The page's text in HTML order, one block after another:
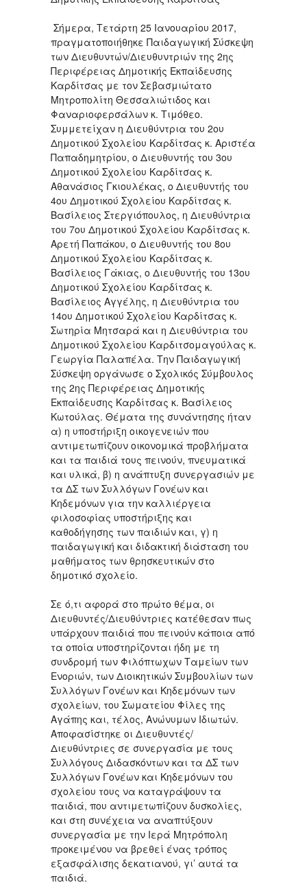
Σήμερα, Τετάρτη 25 Ιανουαρίου 2017,
πραγματοποιήθηκε Παιδαγωγική Σύσκεψη
των Διευθυντών/Διευθυντριών της 2ης
Περιφέρειας Δημοτικής Εκπαίδευσης
Καρδίτσας με τον Σεβασμιώτατο
Μητροπολίτη Θεσσαλιώτιδος και
Φαναριοφερσάλων κ. Τιμόθεο.
Συμμετείχαν η Διευθύντρια του 2ου
Δημοτικού Σχολείου Καρδίτσας κ. Αριστέα
Παπαδημητρίου, ο Διευθυντής του 3ου
Δημοτικού Σχολείου Καρδίτσας κ.
Αθανάσιος Γκιουλέκας, ο Διευθυντής του
4ου Δημοτικού Σχολείου Καρδίτσας κ.
Βασίλειος Στεργιόπουλος, η Διευθύντρια
του 7ου Δημοτικού Σχολείου Καρδίτσας κ.
Αρετή Παπάκου, ο Διευθυντής του 8ου
Δημοτικού Σχολείου Καρδίτσας κ.
Βασίλειος Γάκιας, ο Διευθυντής του 13ου
Δημοτικού Σχολείου Καρδίτσας κ.
Βασίλειος Αγγέλης, η Διευθύντρια του
14ου Δημοτικού Σχολείου Καρδίτσας κ.
Σωτηρία Μητσαρά και η Διευθύντρια του
Δημοτικού Σχολείου Καρδιτσομαγούλας κ.
Γεωργία Παλαπέλα. Την Παιδαγωγική
Σύσκεψη οργάνωσε ο Σχολικός Σύμβουλος
της 2ης Περιφέρειας Δημοτικής
Εκπαίδευσης Καρδίτσας κ. Βασίλειος
Κωτούλας. Θέματα της συνάντησης ήταν
α) η υποστήριξη οικογενειών που
αντιμετωπίζουν οικονομικά προβλήματα
και τα παιδιά τους πεινούν, πνευματικά
και υλικά, β) η ανάπτυξη συνεργασιών με
τα ΔΣ των Συλλόγων Γονέων και
Κηδεμόνων για την καλλιέργεια
φιλοσοφίας υποστήριξης και
καθοδήγησης των παιδιών και, γ) η
παιδαγωγική και διδακτική διάσταση του
μαθήματος των θρησκευτικών στο
δημοτικό σχολείο.
Σε ό,τι αφορά στο πρώτο θέμα, οι
Διευθυντές/Διευθύντριες κατέθεσαν πως
υπάρχουν παιδιά που πεινούν κάποια από
τα οποία υποστηρίζονται ήδη με τη
συνδρομή των Φιλόπτωχων Ταμείων των
Ενοριών, των Διοικητικών Συμβουλίων των
Συλλόγων Γονέων και Κηδεμόνων των
σχολείων, του Σωματείου Φίλες της
Αγάπης και, τέλος, Ανώνυμων Ιδιωτών.
Αποφασίστηκε οι Διευθυντές/
Διευθύντριες σε συνεργασία με τους
Συλλόγους Διδασκόντων και τα ΔΣ των
Συλλόγων Γονέων και Κηδεμόνων του
σχολείου τους να καταγράψουν τα
παιδιά, που αντιμετωπίζουν δυσκολίες,
και στη συνέχεια να αναπτύξουν
συνεργασία με την Ιερά Μητρόπολη
προκειμένου να βρεθεί ένας τρόπος
εξασφάλισης δεκατιανού, γι’ αυτά τα
παιδιά.